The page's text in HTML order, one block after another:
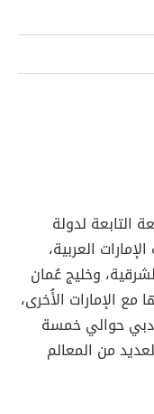
التابعة لدولة
العربية،
وخليج عُمان
الإمارات الأُخرى،
دبي حوالي خمسة
من المعالم